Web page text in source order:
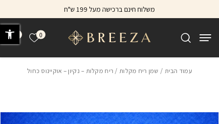
משלוח חינם ברכישה מעל 199 ש"ח
0 הרשימה
עמוד הבית / שמן ריח מקלות/ ריח מקלות – נקיון – אוקיינוס כחול